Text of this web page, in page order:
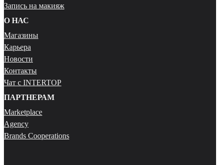
Запись на макияж
О НАС
Магазины
Карьера
Новости
Контакты
Чат с INTERTOP
ПАРТНЕРАМ
Marketplace
Agency
Brands Cooperations